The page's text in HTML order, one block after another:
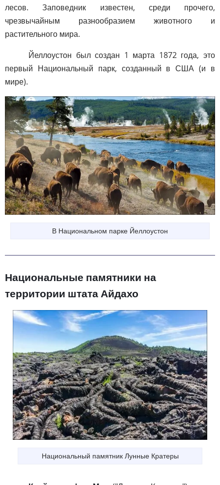
лесов. Заповедник известен, среди прочего,
чрезвычайным разнообразием животного и
растительного мира.
Йеллоустон был создан 1 марта 1872 года, это
первый Национальный парк, созданный в США (и в
мире).
В Национальном парке Йеллоустон
Национальные памятники на
территории штата Айдахо
Национальный памятник Лунные Кратеры